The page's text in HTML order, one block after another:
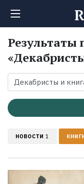
Поиск
Новости
Рейтинги
Книги
Экранизации
Результаты
НОВОСТИ 1